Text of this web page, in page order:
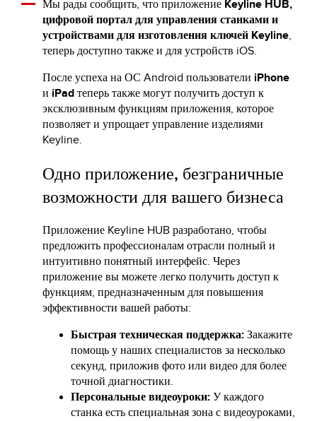
Мы рады сообщить, что приложение Keyline HUB,
цифровой портал для управления станками и
устройствами для изготовления ключей Keyline,
теперь доступно также и для устройств iOS.
После успеха на ОС Android пользователи iPhone
и iPad теперь также могут получить доступ к
эксклюзивным функциям приложения, которое
позволяет и упрощает управление изделиями
Keyline.
Одно приложение, безграничные
возможности для вашего бизнеса
Приложение Keyline HUB разработано, чтобы
предложить профессионалам отрасли полный и
интуитивно понятный интерфейс. Через
приложение вы можете легко получить доступ к
функциям, предназначенным для повышения
эффективности вашей работы:
Быстрая техническая поддержка: Закажите
помощь у наших специалистов за несколько
секунд, приложив фото или видео для более
точной диагностики.
Персональные видеоуроки: У каждого
станка есть специальная зона с видеоуроками,